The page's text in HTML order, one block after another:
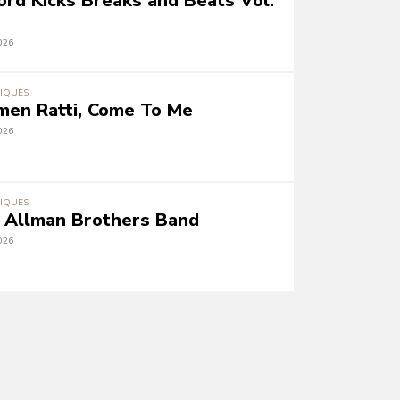
Ratti, Come To Me
Allman Brothers Band